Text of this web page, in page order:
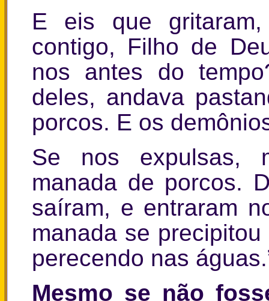
E eis que
contigo, Filho de
nos antes do
deles, andava
porcos. E os
Se nos expulsas,
manada de porcos.
saíram, e entraram
manada se
perecendo nas
Mesmo se não